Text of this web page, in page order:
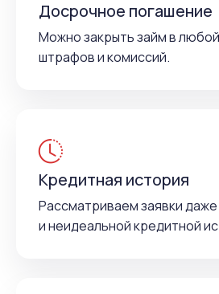
Досрочное погашение
Можно закрыть займ в
штрафов и комиссий.
Кредитная история
Рассматриваем заявки
и неидеальной кредитной